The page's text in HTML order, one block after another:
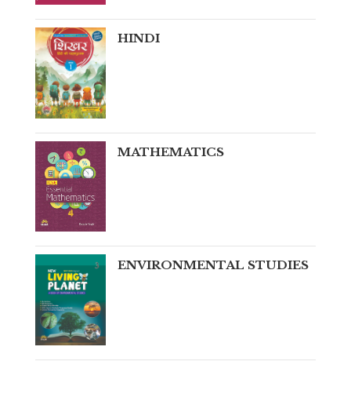
HINDI
MATHEMATICS
ENVIRONMENTAL STUDIES